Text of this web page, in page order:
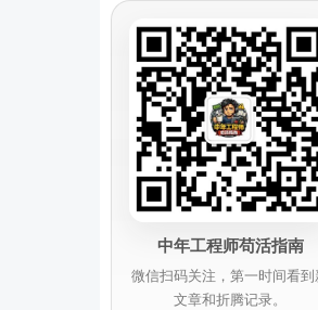
中年工程师苟活指南
微信扫码关注，第一时间看到
文章和折腾记录。